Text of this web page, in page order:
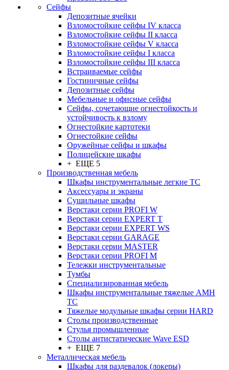
Сейфы
Депозитные ячейки
Взломостойкие сейфы IV класса
Взломостойкие сейфы II класса
Взломостойкие сейфы V класса
Взломостойкие сейфы I класса
Взломостойкие сейфы III класса
Встраиваемые сейфы
Гостиничные сейфы
Депозитные сейфы
Мебельные и офисные сейфы
Сейфы, сочетающие огнестойкость и
устойчивость к взлому
Огнестойкие картотеки
Огнестойкие сейфы
Оружейные сейфы и шкафы
Полицейские шкафы
+ ЕЩЕ 5
Производственная мебель
Шкафы инструментальные легкие ТС
Аксессуары и экраны
Cушильные шкафы
Верстаки серии PROFI W
Верстаки серии EXPERT T
Верстаки серии EXPERT WS
Верстаки серии GARAGE
Верстаки серии MASTER
Верстаки серии PROFI M
Тележки инструментальные
Тумбы
Cпециализированная мебель
Шкафы инструментальные тяжелые AMH
TC
Тяжелые модульные шкафы серии HARD
Столы производственные
Стулья промышленные
Столы антистатические Wave ESD
+ ЕЩЕ 7
Металлическая мебель
Шкафы для раздевалок (локеры)